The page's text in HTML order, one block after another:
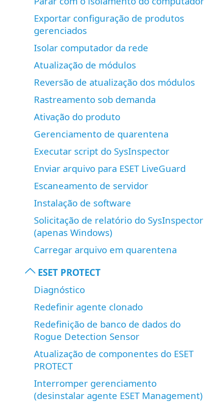
Exportar configuração de produtos
gerenciados
Isolar computador da rede
Atualização de módulos
Reversão de atualização dos módulos
Rastreamento sob demanda
Ativação do produto
Gerenciamento de quarentena
Executar script do SysInspector
Enviar arquivo para ESET LiveGuard
Escaneamento de servidor
Instalação de software
Solicitação de relatório do SysInspector
(apenas Windows)
Carregar arquivo em quarentena
ESET PROTECT
Diagnóstico
Redefinir agente clonado
Redefinição de banco de dados do
Rogue Detection Sensor
Atualização de componentes do ESET
PROTECT
Interromper gerenciamento
(desinstalar agente ESET Management)